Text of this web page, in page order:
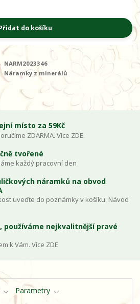
do košíku
NARM2023346
Náramky z minerálů
místo za 59Kč
ZDARMA. Více ZDE.
tvořené
každý pracovní den
náramků na obvod
uveďte do poznámky v košíku. Návod
používáme nejkvalitnější pravé
k Vám. Více ZDE
Parametry